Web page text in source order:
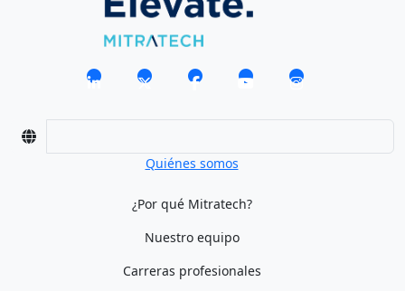
Quiénes somos
¿Por qué Mitratech?
Nuestro equipo
Carreras profesionales